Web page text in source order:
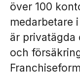
över 100
medarbetare
är privatägda
och